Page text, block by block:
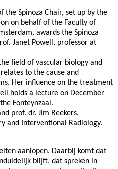
Spinoza Chair, set up by the
on behalf of the Faculty of
awards the Spinoza
Janet Powell, professor at
field of vascular biology and
to the cause and
Her influence on the treatment
holds a lecture on December
Fonteynzaal.
prof. dr. Jim Reekers,
and Interventional Radiology.
aanlopen. Daarbij komt dat
blijft, dat spreken in